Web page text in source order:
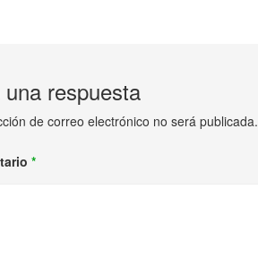
una respuesta
de correo electrónico no será publicada.
*